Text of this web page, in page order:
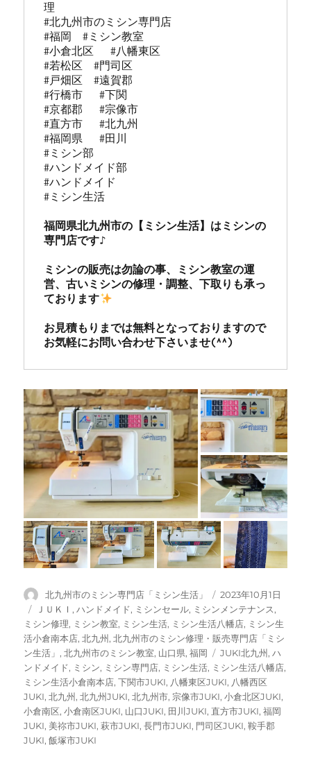
理
#北九州市のミシン専門店
#福岡  #ミシン教室
#小倉北区   #八幡東区
#若松区  #門司区
#戸畑区  #遠賀郡
#行橋市   #下関
#京都郡   #宗像市
#直方市   #北九州
#福岡県   #田川
#ミシン部
#ハンドメイド部
#ハンドメイド
#ミシン生活
福岡県北九州市の【ミシン生活】はミシンの
専門店です♪
ミシンの販売は勿論の事、ミシン教室の運
営、古いミシンの修理・調整、下取りも承っ
ております
お見積もりまでは無料となっておりますので
お気軽にお問い合わせ下さいませ(^^)
投
稿
者
北九州市のミシン専門店「ミシン生活」
投
稿
日:
2023年10月1日
カ
テ
ゴ
リ
ー
ＪＵＫＩ ,ハンドメイド, ミシンセール, ミシンメンテナンス,
ミシン修理, ミシン教室, ミシン生活, ミシン生活八幡店, ミシン生
活小倉南本店,北九州 ,北九州市のミシン修理・販売専門店「ミシ
ン生活」 ,北九州市のミシン教室, 山口県,福岡
タ
グ
JUKI北九州 ,ハ
ンドメイド, ミシン, ミシン専門店, ミシン生活, ミシン生活八幡店,
ミシン生活小倉南本店,下関市JUKI, 八幡東区JUKI, 八幡西区
JUKI,北九州 ,北九州JUKI,北九州市, 宗像市JUKI,小倉北区JUKI,
小倉南区,小倉南区JUKI, 山口JUKI, 田川JUKI, 直方市JUKI,福岡
JUKI, 美祢市JUKI,萩市JUKI,長門市JUKI, 門司区JUKI,鞍手郡
JUKI,飯塚市JUKI